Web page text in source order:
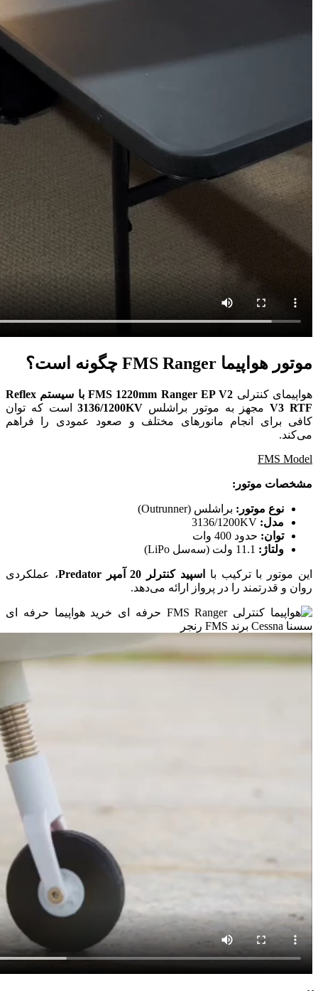
موتور هواپیما FMS Ranger چگونه است؟
هواپیمای کنترلی
FMS 1220mm Ranger EP V2 با سیستم Reflex
V3 RTFمجهز به موتور براشلس 3136/1200KVاست که توان
کافی برای انجام مانورهای مختلف و صعود عمودی را فراهم
می‌کند.
FMS Model
مشخصات موتور:
نوع موتور: براشلس (Outrunner)
مدل:
توان: حدود 400 وات
ولتاژ:
این موتور با ترکیب با اسپید کنترلر 20 آمپر Predator
، عملکردی
روان و قدرتمند را در پرواز ارائه می‌دهد.